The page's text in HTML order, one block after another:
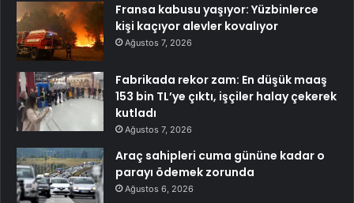
Fransa kabusu yaşıyor: Yüzbinlerce
kişi kaçıyor alevler kovalıyor
Ağustos 7, 2026
Fabrikada rekor zam: En düşük maaş
153 bin TL’ye çıktı, işçiler halay çekerek
kutladı
Ağustos 7, 2026
Araç sahipleri cuma gününe kadar o
parayı ödemek zorunda
Ağustos 6, 2026